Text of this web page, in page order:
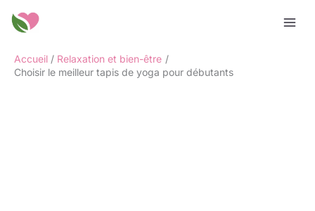
Accueil
Relaxation et bien-être
Choisir le meilleur tapis de yoga pour débutants